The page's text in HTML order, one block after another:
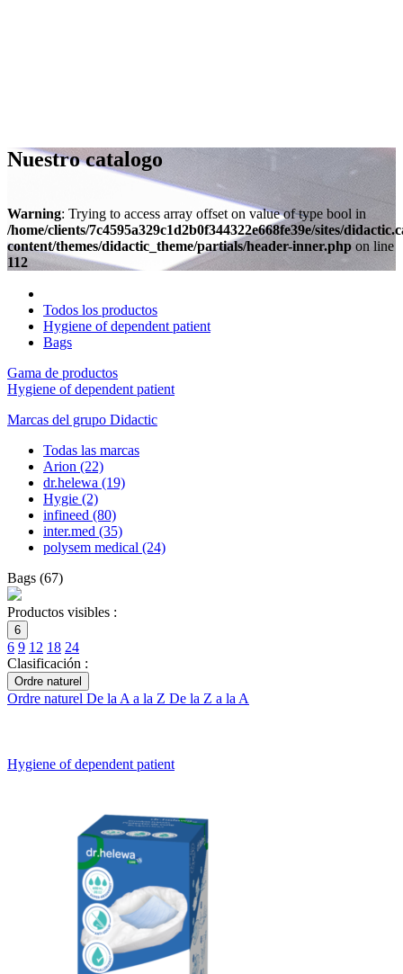
Nuestro catalogo
Warning: Trying to access array offset on value of type bool in
/home/clients/7c4595a329c1d2b0f344322e668fe39e/sites/
content/themes/didactic_theme/partials/header-inner.php on line
112
Todos los productos
Hygiene of dependent patient
Bags
Gama de productos
Hygiene of dependent patient
Marcas del grupo Didactic
Todas las marcas
Arion (22)
dr.helewa (19)
Hygie (2)
infineed (80)
inter.med (35)
polysem medical (24)
Bags (67)
Productos visibles :
6
6 9 12 18 24
Clasificación :
Ordre naturel
Ordre naturel De la A a la Z De la Z a la A
Hygiene of dependent patient